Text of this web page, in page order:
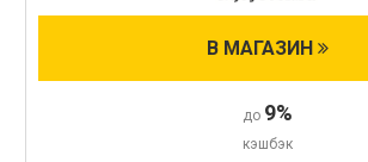
В МАГАЗИН
до 9%
кэшбэк